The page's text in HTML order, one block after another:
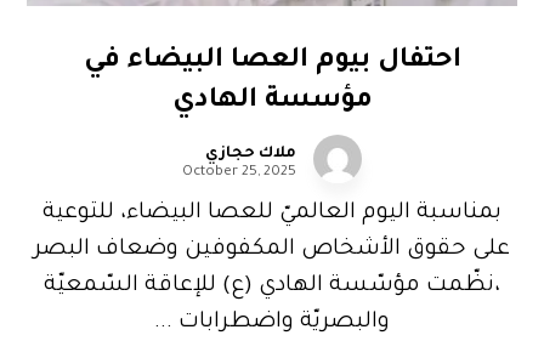
احتفال بيوم العصا البيضاء في
مؤسسة الهادي
ملاك حجازي
October 25, 2025
بمناسبة اليوم العالميّ للعصا البيضاء، للتوعية
على حقوق الأشخاص المكفوفين وضعاف البصر
،نظّمت مؤسّسة الهادي (ع) للإعاقة السّمعيّة
والبصريّة واضطرابات ...